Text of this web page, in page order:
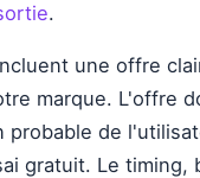
.
une offre
marque. L'offre
probable de
gratuit. Le